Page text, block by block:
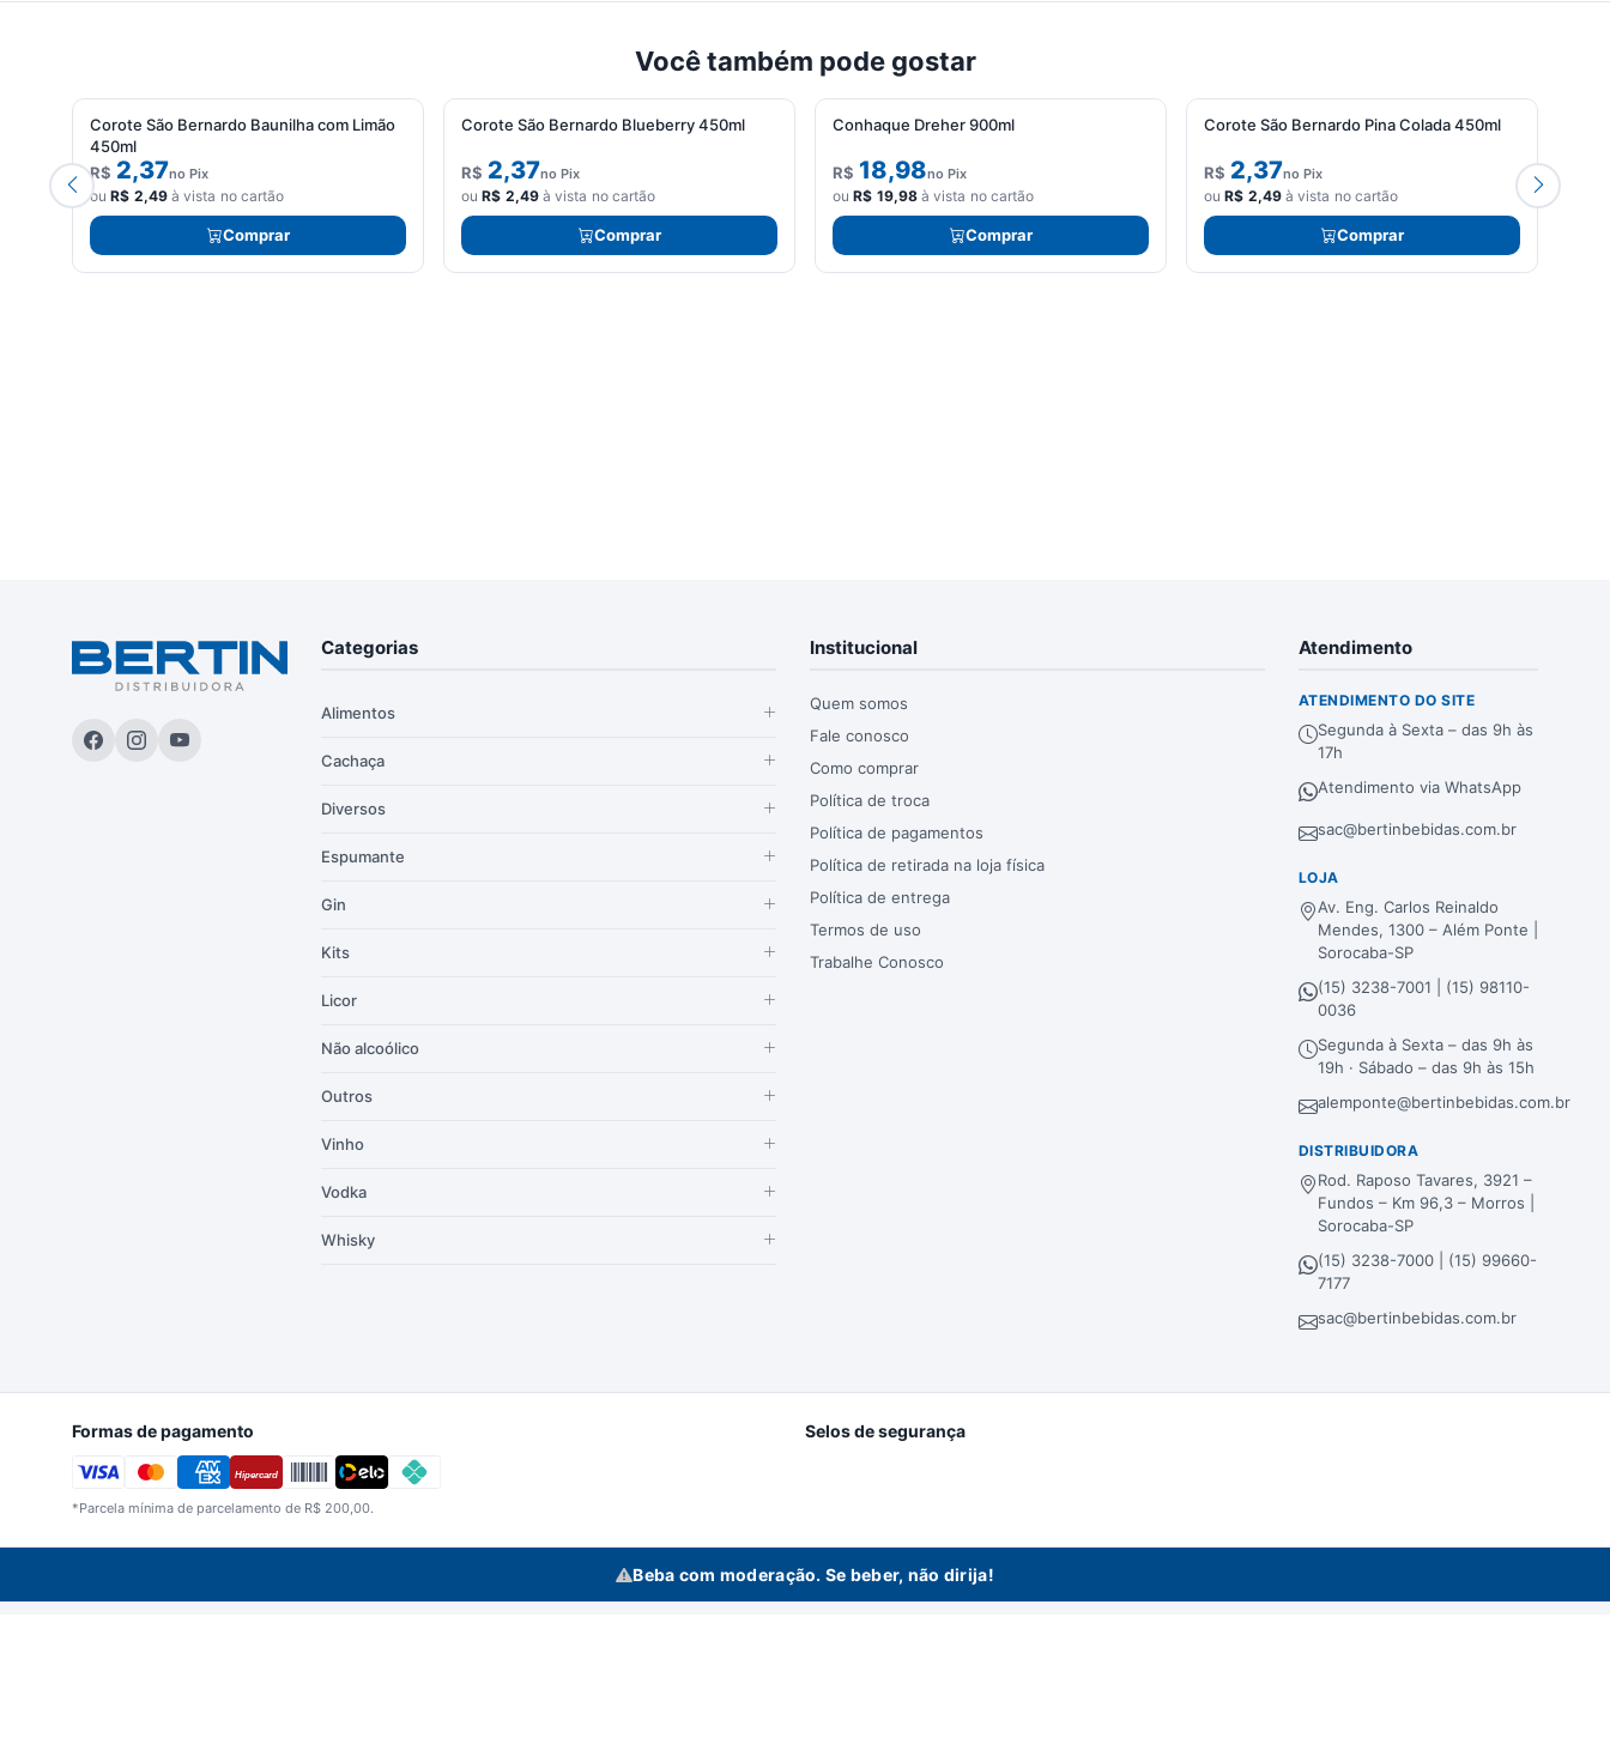
Você também pode gostar
Corote São Bernardo Baunilha com Limão
450ml
R$ 2,37no Pix
ouR$ 2,49à vista no cartão
Comprar
Corote São Bernardo Blueberry 450ml
R$ 2,37no Pix
ouR$ 2,49à vista no cartão
Comprar
Conhaque Dreher 900ml
R$ 18,98no Pix
ouR$ 19,98à vista no cartão
Comprar
Corote São Bernardo Pina Colada 450ml
R$ 2,37no Pix
ouR$ 2,49à vista no cartão
Comprar
Categorias
Alimentos
Cachaça
Diversos
Espumante
Gin
Kits
Licor
Não alcoólico
Outros
Vinho
Vodka
Whisky
Institucional
Quem somos
Fale conosco
Como comprar
Política de troca
Política de pagamentos
Política de retirada na loja física
Política de entrega
Termos de uso
Trabalhe Conosco
Atendimento
ATENDIMENTO DO SITE
Segunda à Sexta – das 9h às
17h
Atendimento via WhatsApp
sac@bertinbebidas.com.br
LOJA
Av. Eng. Carlos Reinaldo
Mendes, 1300 – Além Ponte |
Sorocaba-SP
(15) 3238-7001 | (15) 98110-
0036
Segunda à Sexta – das 9h às
19h · Sábado – das 9h às 15h
alemponte@bertinbebidas.com.br
DISTRIBUIDORA
Rod. Raposo Tavares, 3921 –
Fundos – Km 96,3 – Morros |
Sorocaba-SP
(15) 3238-7000 | (15) 99660-
7177
sac@bertinbebidas.com.br
Formas de pagamento
Hipercard
*Parcela mínima de parcelamento de R$ 200,00.
Selos de segurança
Beba com moderação. Se beber, não dirija!